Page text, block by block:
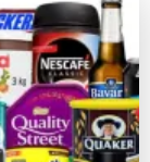
るカテゴリが
まに信用でき